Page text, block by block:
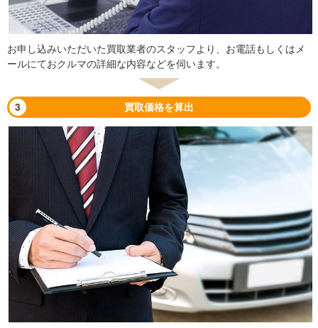
お申し込みいただいた買取業者のスタッフより、お電話もしくはメ
ールにておクルマの詳細な内容などを伺います。
3 買取価格を算出